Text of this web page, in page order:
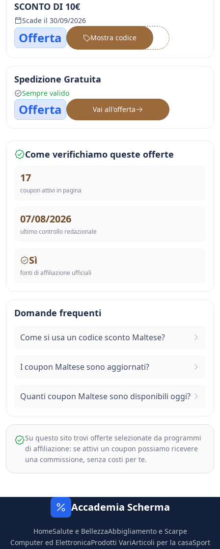
SCONTO DI 10€
Scade il 30/09/2026
Offerta ••••••
Mostra codice
Spedizione Gratuita
Sempre valido
Offerta Vai all'offerta
Come verifichiamo queste offerte
17
coupon attivi in pagina
07/08/2026
ultimo controllo redazionale
Sì
fonti di affiliazione ufficiali
Domande frequenti
Come si usa un codice sconto Maltese?
I coupon Maltese sono aggiornati?
Quanti coupon Maltese sono disponibili oggi?
Su questo sito trovi offerte selezionate da programmi
di affiliazione: se attivi un coupon possiamo ricevere
una commissione, senza costi per te.
Accademia Scherma
HomeSalute e BellezzaAbbigliamento e Scarpe
Computer ed ElettronicaProdotti VariArticoli per la casaSport